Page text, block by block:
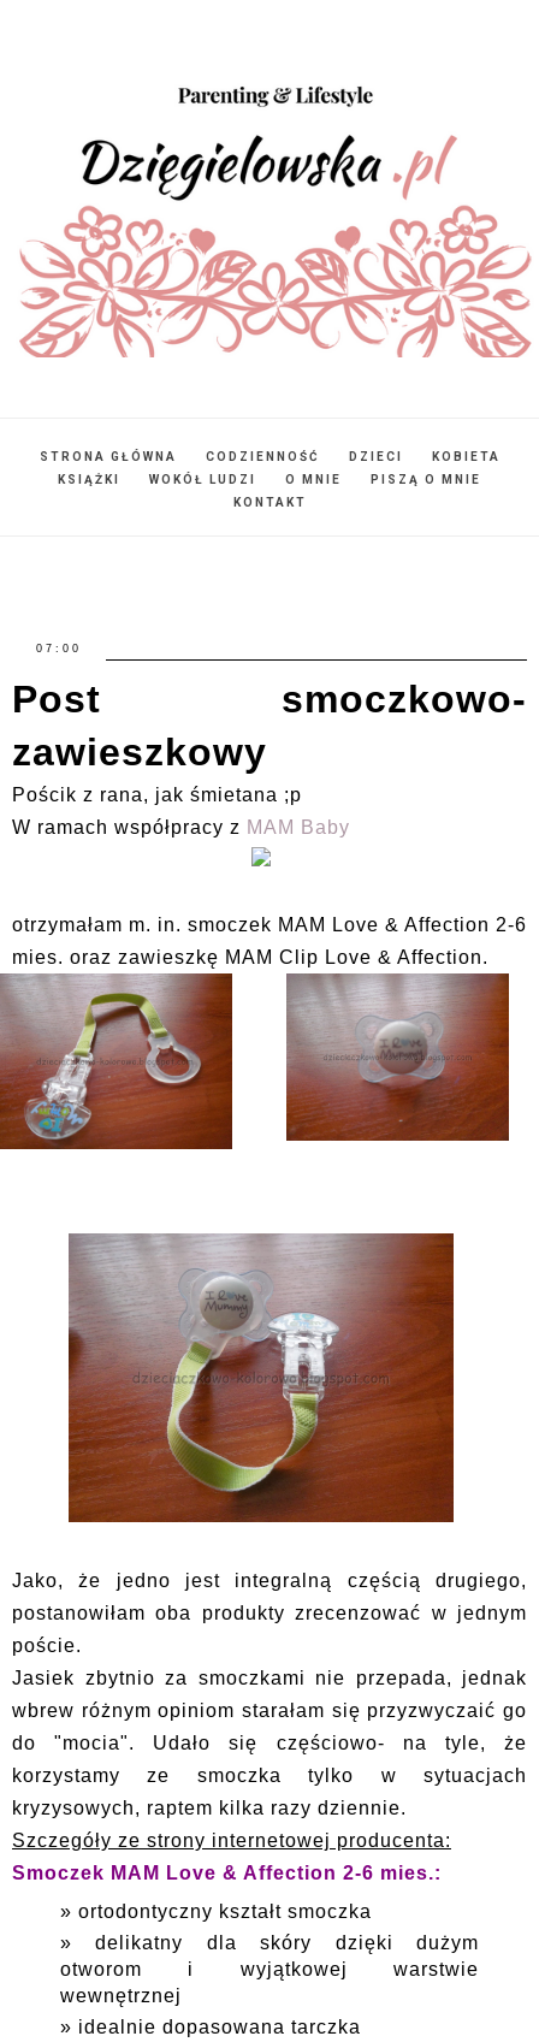
STRONA GŁÓWNA CODZIENNOŚĆ DZIECI
KOBIETA
KSIĄŻKI
WOKÓŁ LUDZI O MNIE
PISZĄ O MNIE
KONTAKT
07:00
Post smoczkowo-
zawieszkowy
Pościk z rana, jak śmietana ;p
W ramach współpracy z MAM Baby
otrzymałam m. in. smoczek MAM Love & Affection 2-6
mies. oraz zawieszkę MAM Clip Love & Affection.
Jako, że jedno jest integralną częścią drugiego,
postanowiłam oba produkty zrecenzować w jednym
poście.
Jasiek zbytnio za smoczkami nie przepada, jednak
wbrew różnym opiniom starałam się przyzwyczaić go
do "mocia". Udało się częściowo- na tyle, że
korzystamy ze smoczka tylko w sytuacjach
kryzysowych, raptem kilka razy dziennie.
Szczegóły ze strony internetowej producenta:
Smoczek MAM Love & Affection 2-6 mies.:
ortodontyczny kształt smoczka
delikatny dla skóry dzięki dużym
otworom i wyjątkowej warstwie
wewnętrznej
idealnie dopasowana tarczka